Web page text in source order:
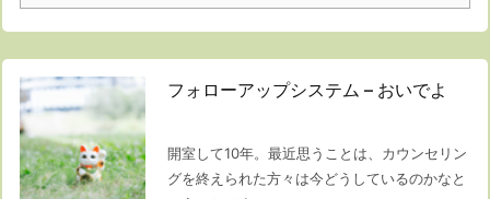
フォローアップシステム – おいでよ
開室して10年。最近思うことは、カウンセリン
グを終えられた方々は今どうしているのかなと